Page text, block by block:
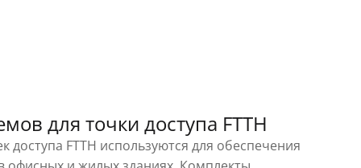
для точки доступа FTTH
доступа FTTH используются для обеспечения